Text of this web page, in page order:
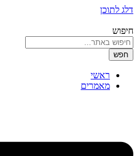
דלג לתוכן
חיפוש
חפש
ראשי
מאמרים